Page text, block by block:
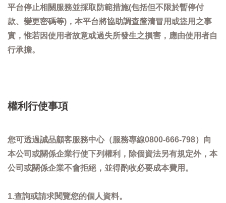
平台停止相關服務並採取防範措施(包括但不限於暫停付
款、變更密碼等)，本平台將協助調查釐清冒用或盜用之事
實，惟若因使用者故意或過失所發生之損害，應由使用者自
行承擔。
權利行使事項
您可透過誠品顧客服務中心（服務專線0800-666-798）向
本公司或關係企業行使下列權利，除個資法另有規定外，本
公司或關係企業不會拒絕，並得酌收必要成本費用。
1.查詢或請求閱覽您的個人資料。